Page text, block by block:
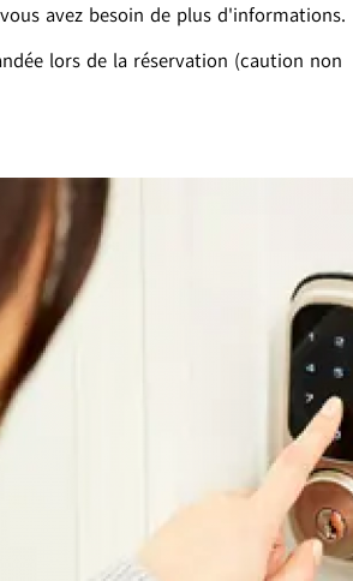
avez besoin de plus d'informations.
lors de la réservation (caution non